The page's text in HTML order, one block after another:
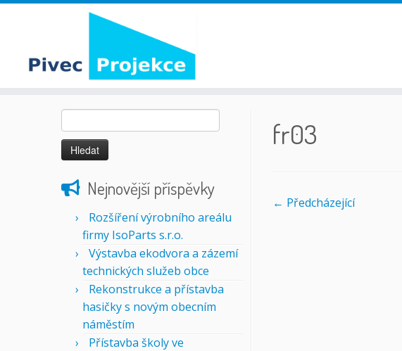
Vyhledávání
Nejnovější příspěvky
Rozšíření výrobního areálu
firmy IsoParts s.r.o.
Výstavba ekodvora a zázemí
technických služeb obce
Rekonstrukce a přístavba
hasičky s novým obecním
náměstím
Přístavba školy ve
fr03
← Předcházející